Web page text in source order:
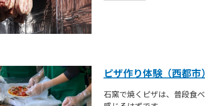
ピザ作り体験（西都市）
石窯で焼くピザは、普段食